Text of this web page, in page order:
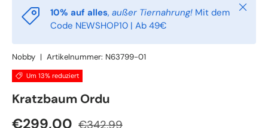
10% auf alles, außer Tiernahrung! Mit dem
Code NEWSHOP10 | Ab 49€
Nobby | Artikelnummer: N63799-01
Um 13% reduziert
Nobby
Kratzbaum Ordu
Verkaufspreis
€299,00 Normaler Preis